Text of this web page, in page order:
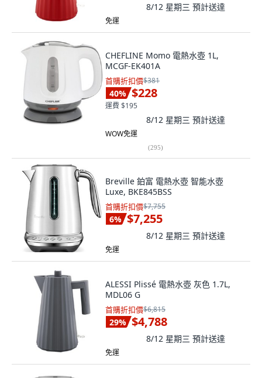
8/12 星期三 預計送達
免運
CHEFLINE Momo 電熱水壺 1L,
MCGF-EK401A
首購折扣價$381
40% $228
運費 $195
8/12 星期三 預計送達
WOW免運
(295)
Breville 鉑富 電熱水壺 智能水壺
Luxe, BKE845BSS
首購折扣價$7,755
6% $7,255
8/12 星期三 預計送達
免運
ALESSI Plissé 電熱水壺 灰色 1.7L,
MDL06 G
首購折扣價$6,815
29% $4,788
8/12 星期三 預計送達
免運